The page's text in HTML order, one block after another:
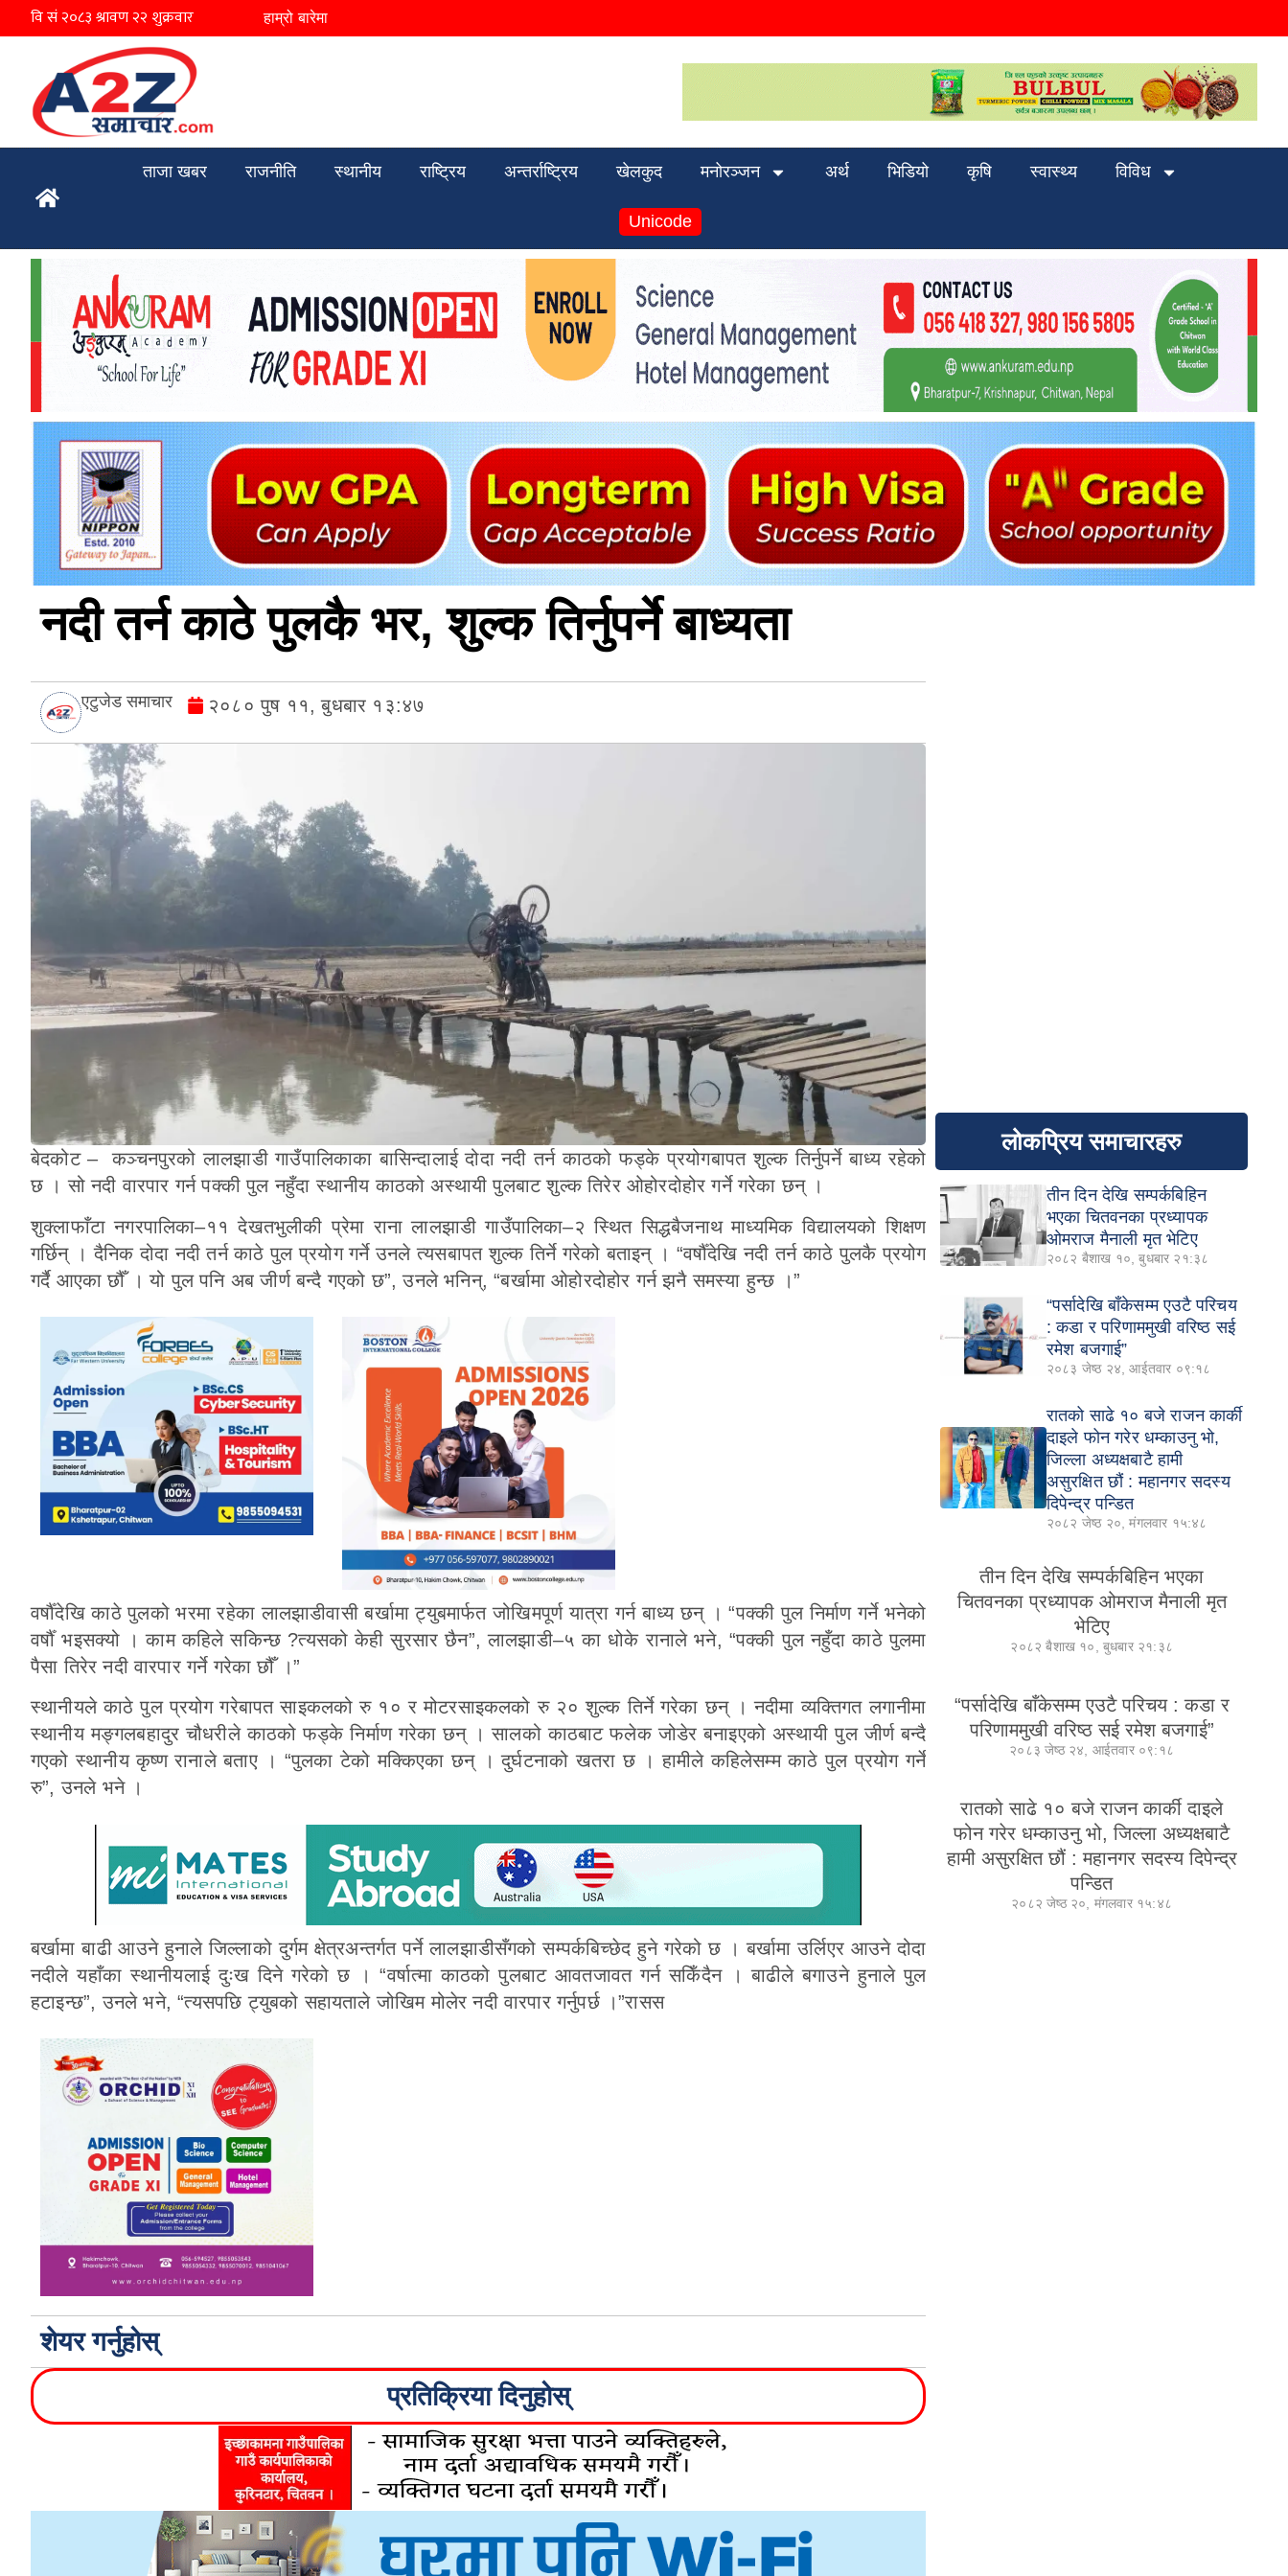
हाम्रो बारेमा
ताजा खबर राजनीति स्थानीय राष्ट्रिय अन्तर्राष्ट्रिय खेलकुद मनोरञ्जन अर्थ भिडियो कृषि स्वास्थ्य विविध
Unicode
नदी तर्न काठे पुलकै भर, शुल्क तिर्नुपर्ने बाध्यता
एटुजेड समाचार २०८० पुष ११, बुधबार १३:४७
बेदकोट – कञ्चनपुरको लालझाडी गाउँपालिकाका बासिन्दालाई दोदा नदी तर्न काठको फड्के प्रयोगबापत शुल्क तिर्नुपर्ने बाध्य रहेको
छ । सो नदी वारपार गर्न पक्की पुल नहुँदा स्थानीय काठको अस्थायी पुलबाट शुल्क तिरेर ओहोरदोहोर गर्ने गरेका छन् ।
शुक्लाफाँटा नगरपालिका–११ देखतभुलीकी प्रेमा राना लालझाडी गाउँपालिका–२ स्थित सिद्धबैजनाथ माध्यमिक विद्यालयको शिक्षण
गर्छिन् । दैनिक दोदा नदी तर्न काठे पुल प्रयोग गर्ने उनले त्यसबापत शुल्क तिर्ने गरेको बताइन् । “वर्षौँदेखि नदी तर्न काठे पुलकै प्रयोग
गर्दै आएका छौँ । यो पुल पनि अब जीर्ण बन्दै गएको छ”, उनले भनिन्, “बर्खामा ओहोरदोहोर गर्न झनै समस्या हुन्छ ।”
वर्षौँदेखि काठे पुलको भरमा रहेका लालझाडीवासी बर्खामा ट्युबमार्फत जोखिमपूर्ण यात्रा गर्न बाध्य छन् । “पक्की पुल निर्माण गर्ने भनेको
वर्षौँ भइसक्यो । काम कहिले सकिन्छ ?त्यसको केही सुरसार छैन”, लालझाडी–५ का धोके रानाले भने, “पक्की पुल नहुँदा काठे पुलमा
पैसा तिरेर नदी वारपार गर्ने गरेका छौँ ।”
स्थानीयले काठे पुल प्रयोग गरेबापत साइकलको रु १० र मोटरसाइकलको रु २० शुल्क तिर्ने गरेका छन् । नदीमा व्यक्तिगत लगानीमा
स्थानीय मङ्गलबहादुर चौधरीले काठको फड्के निर्माण गरेका छन् । सालको काठबाट फलेक जोडेर बनाइएको अस्थायी पुल जीर्ण बन्दै
गएको स्थानीय कृष्ण रानाले बताए । “पुलका टेको मक्किएका छन् । दुर्घटनाको खतरा छ । हामीले कहिलेसम्म काठे पुल प्रयोग गर्ने
रु”, उनले भने ।
बर्खामा बाढी आउने हुनाले जिल्लाको दुर्गम क्षेत्रअन्तर्गत पर्ने लालझाडीसँगको सम्पर्कबिच्छेद हुने गरेको छ । बर्खामा उर्लिएर आउने दोदा
नदीले यहाँका स्थानीयलाई दुःख दिने गरेको छ । “वर्षात्मा काठको पुलबाट आवतजावत गर्न सकिँदैन । बाढीले बगाउने हुनाले पुल
हटाइन्छ”, उनले भने, “त्यसपछि ट्युबको सहायताले जोखिम मोलेर नदी वारपार गर्नुपर्छ ।”रासस
शेयर गर्नुहोस्
प्रतिक्रिया दिनुहोस्
लोकप्रिय समाचारहरु
तीन दिन देखि सम्पर्कबिहिन
भएका चितवनका प्रध्यापक
ओमराज मैनाली मृत भेटिए
२०८२ बैशाख १०, बुधबार २१:३८
“पर्सादेखि बाँकेसम्म एउटै परिचय
: कडा र परिणाममुखी वरिष्ठ सई
रमेश बजगाई”
२०८३ जेष्ठ २४, आईतवार ०९:१८
रातको साढे १० बजे राजन कार्की
दाइले फोन गरेर धम्काउनु भो,
जिल्ला अध्यक्षबाटै हामी
असुरक्षित छौं : महानगर सदस्य
दिपेन्द्र पन्डित
२०८२ जेष्ठ २०, मंगलवार १५:४८
तीन दिन देखि सम्पर्कबिहिन भएका
चितवनका प्रध्यापक ओमराज मैनाली मृत
भेटिए
२०८२ बैशाख १०, बुधबार २१:३८
“पर्सादेखि बाँकेसम्म एउटै परिचय : कडा र
परिणाममुखी वरिष्ठ सई रमेश बजगाई”
२०८३ जेष्ठ २४, आईतवार ०९:१८
रातको साढे १० बजे राजन कार्की दाइले
फोन गरेर धम्काउनु भो, जिल्ला अध्यक्षबाटै
हामी असुरक्षित छौं : महानगर सदस्य दिपेन्द्र
पन्डित
२०८२ जेष्ठ २०, मंगलवार १५:४८